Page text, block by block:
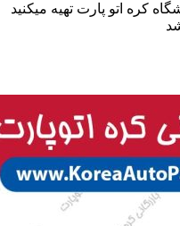
کره اتو پارت تهیه میکنید